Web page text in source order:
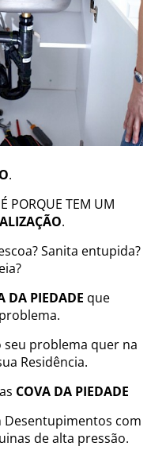
.
PORQUE TEM UM
.
Sanita entupida?
DA PIEDADE que
seu problema quer na
Residência.
COVA DA PIEDADE
Desentupimentos com
de alta pressão.